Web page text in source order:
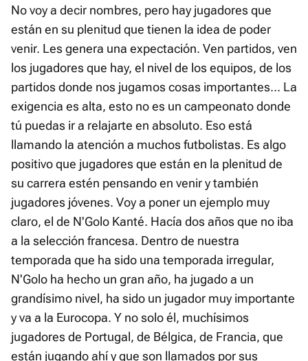
No voy a decir nombres, pero hay jugadores que
están en su plenitud que tienen la idea de poder
venir. Les genera una expectación. Ven partidos, ven
los jugadores que hay, el nivel de los equipos, de los
partidos donde nos jugamos cosas importantes... La
exigencia es alta, esto no es un campeonato donde
tú puedas ir a relajarte en absoluto. Eso está
llamando la atención a muchos futbolistas. Es algo
positivo que jugadores que están en la plenitud de
su carrera estén pensando en venir y también
jugadores jóvenes. Voy a poner un ejemplo muy
claro, el de N'Golo Kanté. Hacía dos años que no iba
a la selección francesa. Dentro de nuestra
temporada que ha sido una temporada irregular,
N'Golo ha hecho un gran año, ha jugado a un
grandísimo nivel, ha sido un jugador muy importante
y va a la Eurocopa. Y no solo él, muchísimos
jugadores de Portugal, de Bélgica, de Francia, que
están jugando ahí y que son llamados por sus